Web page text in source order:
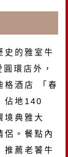
史的雅室牛
環店外，
格酒店 「春
佔地140
境典雅大
侶。餐點內
推薦老饕牛